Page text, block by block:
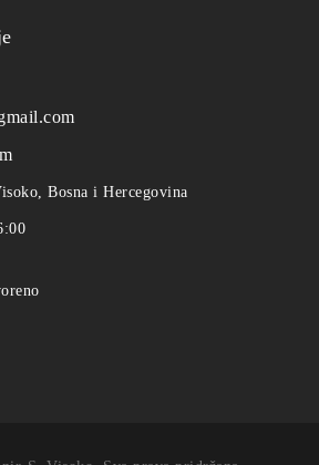
Bosna i Hercegovina